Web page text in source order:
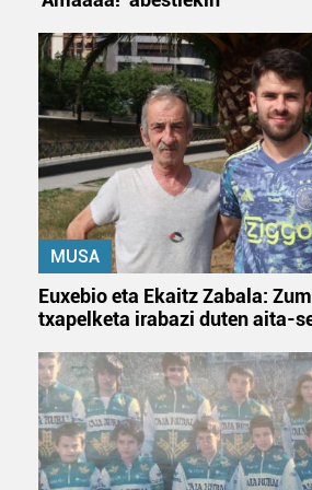
MUSA
Euxebio eta Ekaitz Zabala:
txapelketa irabazi duten aita-